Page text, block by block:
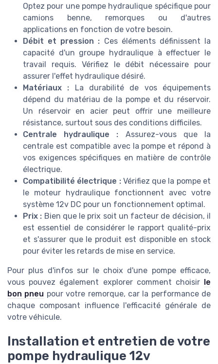
Optez pour une pompe hydraulique spécifique pour
camions benne, remorques ou d'autres
applications en fonction de votre besoin.
Débit et pression : Ces éléments définissent la
capacité d'un groupe hydraulique à effectuer le
travail requis. Vérifiez le débit nécessaire pour
assurer l'effet hydraulique désiré.
Matériaux : La durabilité de vos équipements
dépend du matériau de la pompe et du réservoir.
Un réservoir en acier peut offrir une meilleure
résistance, surtout sous des conditions difficiles.
Centrale hydraulique : Assurez-vous que la
centrale est compatible avec la pompe et répond à
vos exigences spécifiques en matière de contrôle
électrique.
Compatibilité électrique :Vérifiez que la pompe et
le moteur hydraulique fonctionnent avec votre
système 12v DC pour un fonctionnement optimal.
Prix : Bien que le prix soit un facteur de décision, il
est essentiel de considérer le rapport qualité-prix
et s'assurer que le produit est disponible en stock
pour éviter les retards de mise en service.
Pour plus d'infos sur le choix d'une pompe efficace,
vous pouvez également explorer comment choisir le
bon pneu pour votre remorque, car la performance de
chaque composant influence l'efficacité générale de
votre véhicule.
Installation et entretien de votre
pompe hydraulique 12v